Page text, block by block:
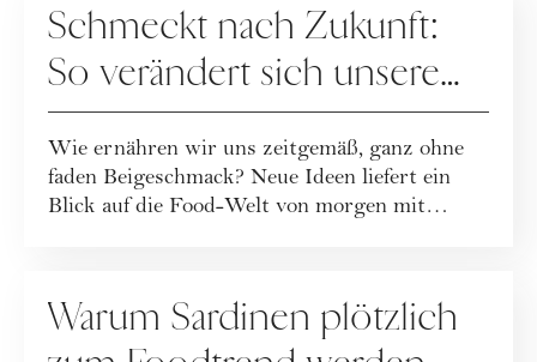
Schmeckt nach Zukunft:
So verändert sich unsere
Ernährung
Wie ernähren wir uns zeitgemäß, ganz ohne
faden Beigeschmack? Neue Ideen liefert ein
Blick auf die Food-Welt von morgen mit
Warum Sardinen plötzlich